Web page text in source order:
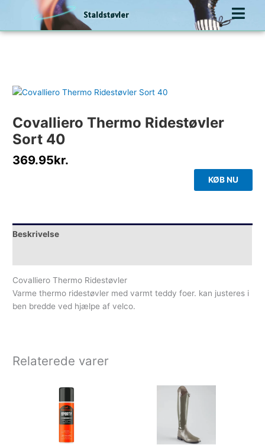
indholdet
Staldstøvler
Covalliero Thermo Ridestøvler
Sort 40
369.95kr.
KØB NU
Beskrivelse
Covalliero Thermo Ridestøvler
Varme thermo ridestøvler med varmt teddy foer. kan justeres i
ben bredde ved hjælpe af velco.
Relaterede varer